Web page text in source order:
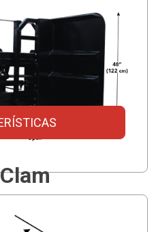
de longitud
opcional
como estándar
cuadrados grandes
opcional